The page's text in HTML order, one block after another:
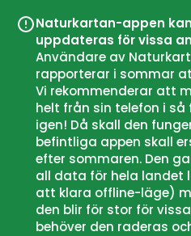
Naturkartan-appen
uppdateras för vissa
Användare av
rapporterar i sommar
Vi rekommenderar att
helt från sin telefon i
igen! Då skall den
befintliga appen skall
efter sommaren. Den
all data för hela landet
att klara offline-läge)
den blir för stor för
behöver den raderas